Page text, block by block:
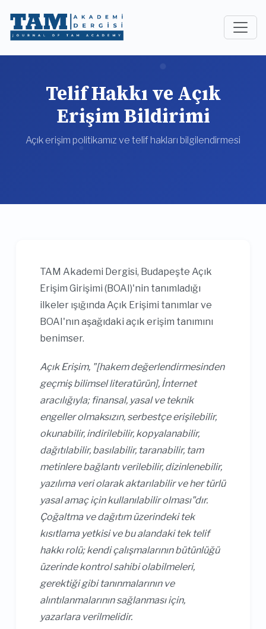
Telif Hakkı ve Açık
Erişim Bildirimi
Açık erişim politikamız ve telif hakları bilgilendirmesi
TAM Akademi Dergisi, Budapeşte Açık
Erişim Girişimi (BOAI)'nin tanımladığı
ilkeler ışığında Açık Erişimi tanımlar ve
BOAI'nın aşağıdaki açık erişim tanımını
benimser.
Açık Erişim, "[hakem değerlendirmesinden
geçmiş bilimsel literatürün], İnternet
aracılığıyla; finansal, yasal ve teknik
engeller olmaksızın, serbestçe erişilebilir,
okunabilir, indirilebilir, kopyalanabilir,
dağıtılabilir, basılabilir, taranabilir, tam
metinlere bağlantı verilebilir, dizinlenebilir,
yazılıma veri olarak aktarılabilir ve her türlü
yasal amaç için kullanılabilir olması"dır.
Çoğaltma ve dağıtım üzerindeki tek
kısıtlama yetkisi ve bu alandaki tek telif
hakkı rolü; kendi çalışmalarının bütünlüğü
üzerinde kontrol sahibi olabilmeleri,
gerektiği gibi tanınmalarının ve
alıntılanmalarının sağlanması için,
yazarlara verilmelidir.